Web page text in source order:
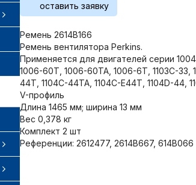
оставить заявку
Ремень 2614B166
Ремень вентилятора Perkins.
Применяется для двигателей серии
1006-60T, 1006-60TA, 1006-6T, 1103C-33,
44T, 1104C-44TA, 1104C-E44T, 1104D-44,
V-профиль
Длина 1465 мм; ширина 13 мм
Вес 0,378 кг
Комплект 2 шт
Референции: 2612477, 2614B667, 614B066